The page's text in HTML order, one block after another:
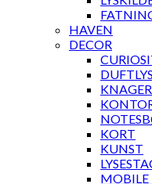
HAVEN
DECOR
DUFTLYS
KORT
KUNST
MOBILE